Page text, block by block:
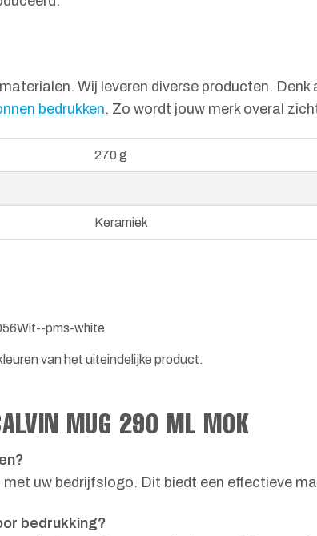
Wij leveren diverse producten.
bedrukken. Zo wordt jouw merk overal
270 g
Keramiek
Wit--pms-white
van het uiteindelijke product.
MUG 290 ML MOK
uw bedrijfslogo. Dit biedt een effectieve
bedrukking?